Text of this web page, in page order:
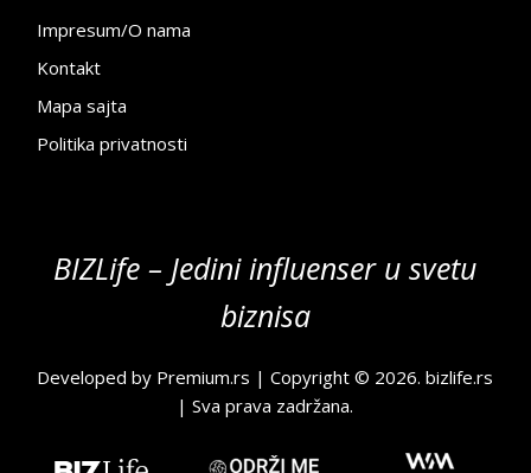
Impresum/O nama
Kontakt
Mapa sajta
Politika privatnosti
BIZLife – Jedini influenser u svetu
biznisa
Developed by Premium.rs | Copyright © 2026.bizlife.rs
| Sva prava zadržana.